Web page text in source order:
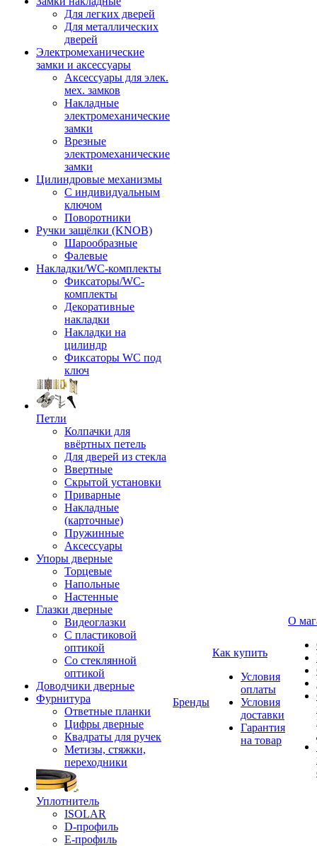
Для легких дверей
Для металлических
дверей
Электромеханические
замки и аксессуары
Аксессуары для элек.
мех. замков
Накладные
электромеханические
замки
Врезные
электромеханические
замки
Цилиндровые механизмы
С индивидуальным
ключом
Поворотники
Ручки защёлки (KNOB)
Шарообразные
Фалевые
Накладки/WC-комплекты
Фиксаторы/WC-
комплекты
Декоративные
накладки
Накладки на
цилиндр
Фиксаторы WC под
ключ
Петли
Колпачки для
ввёртных петель
Для дверей из стекла
Ввертные
Скрытой установки
Приварные
Накладные
(карточные)
Пружинные
Аксессуары
Упоры дверные
Торцевые
Напольные
Настенные
Глазки дверные
Видеоглазки
С пластиковой
оптикой
Со стеклянной
оптикой
Доводчики дверные
Фурнитура
Ответные планки
Цифры дверные
Квадраты для ручек
Метизы, стяжки,
переходники
Уплотнитель
ISOLAR
D-профиль
Е-профиль
Бренды
Как купить
Условия
оплаты
Условия
доставки
Гарантия
на товар
О